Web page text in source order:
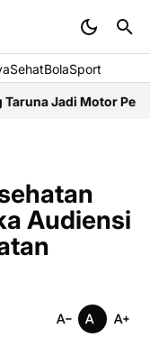
SehatBolaSport
Motor Pengerak
Audiensi